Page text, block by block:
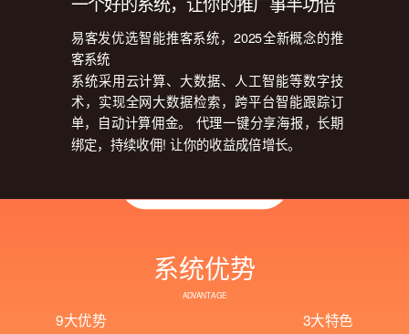
易客发优选智能推客系统，2025全新概念的推
客系统
系统采用云计算、大数据、人工智能等数字技
术，实现全网大数据检索，跨平台智能跟踪订
单，自动计算佣金。 代理一键分享海报，长期
绑定，持续收佣! 让你的收益成倍增长。
系统优势
ADVANTAGE
9大优势
3大特色